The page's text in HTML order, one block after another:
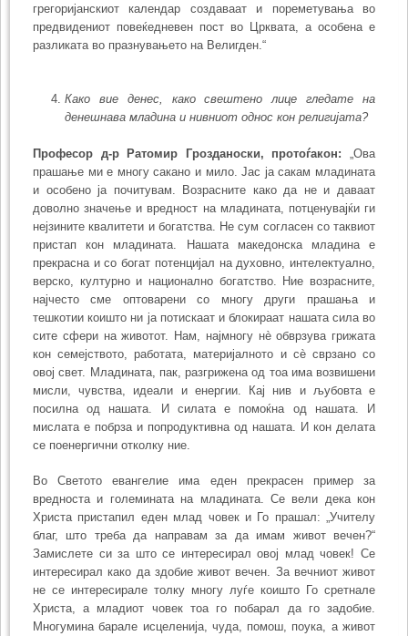
грегоријанскиот календар создаваат и пореме­ту­вања во
предвидениот повеќедневен пост во Црквата, а особена е
разликата во празнувањето на Велигден.“
Како вие денес, како свештено лице гледате на
денешнава младина и нивниот однос кон религијата?
Професор д-р Ратомир Грозданоски, протоѓакон:
„Ова
прашање ми е многу сакано и мило. Јас ја сакам младината
и особено ја почитувам. Возрасните како да не и даваат
доволно значење и вредност на млади­ната, потценувајќи ги
нејзините квалитети и богатства. Не сум согласен со так­виот
пристап кон младината. Нашата македонска младина е
прекрасна и со богат потенцијал на духовно, интелектуално,
верско, културно и национално богатство. Ние возрасните,
најчесто сме оптоварени со многу други прашања и
тешкотии кои­што ни ја потискаат и блокираат нашата сила во
сите сфери на животот. Нам, нај­многу нè обврзува грижата
кон семејството, работата, материјалното и сè свр­зано со
овој свет. Младината, пак, разгрижена од тоа има возвишени
мисли, чувства, иде­али и енергии. Кај нив и љубовта е
посилна од нашата. И силата е помоќна од нашата. И
мислата е побрза и попродуктивна од нашата. И кон делата
се пое­нер­гични отколку ние.
Во Светото евангелие има еден прекрасен пример за
вредноста и големи­ната на младината. Се вели дека кон
Христа пристапил еден млад човек и Го прашал: „Учителу
благ, што треба да направам за да имам живот вечен?“
Замислете си за што се интересирал овој млад човек! Се
интересирал како да здобие живот вечен. За вечниот живот
не се интересирале толку многу луѓе коишто Го сретнале
Христа, а младиот човек тоа го побарал да го задобие.
Многумина барале исцеле­нија, чуда, помош, поука, а живот